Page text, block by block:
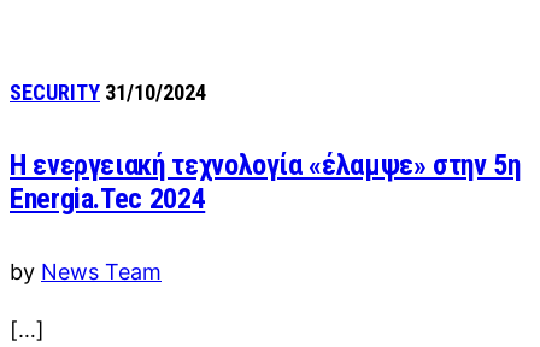
SECURITY 31/10/2024
Η ενεργειακή τεχνολογία «έλαμψε» στην 5η
Energia.Tec 2024
by News Team
[…]